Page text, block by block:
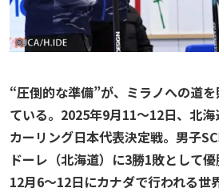
“圧倒的な準備”が、ミラノへの道
ている。2025年9月11〜12日、北
カーリング日本代表決定戦。男子
ドーレ（北海道）に3勝1敗として
12月6〜12日にカナダで行われる世